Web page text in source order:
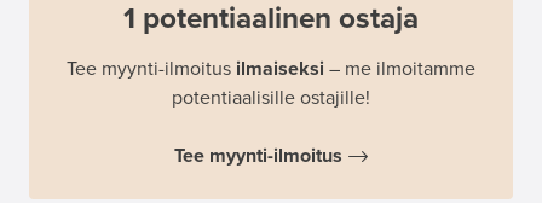
1 potentiaalinen ostaja
Tee myynti-ilmoitus ilmaiseksi – me ilmoitamme
potentiaalisille ostajille!
Tee myynti-ilmoitus